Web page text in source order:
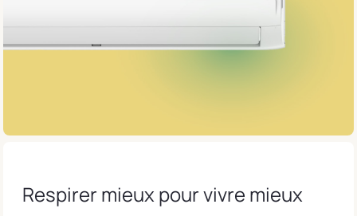
Respirer mieux pour vivre mieux